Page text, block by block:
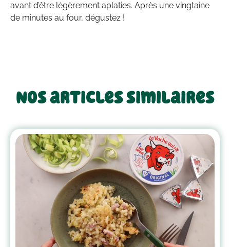
avant d’être légèrement aplaties. Après une vingtaine
de minutes au four, dégustez !
Nos articles similaires